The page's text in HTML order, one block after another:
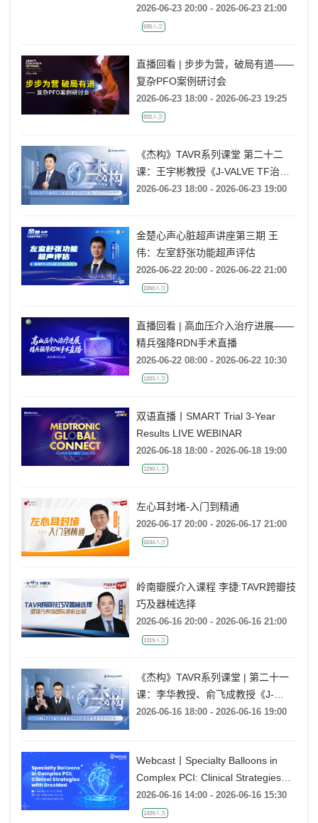
2026-06-23 20:00 - 2026-06-23 21:00
695人次
直播回看 | 步步为营，破局有道——
复杂PFO案例研讨会
2026-06-23 18:00 - 2026-06-23 19:25
832人次
《杰构》TAVR系列课堂 第二十二
课：王宇彬教授《J-VALVE TF治疗
52mm超大窦部AR：入窦策略与释
2026-06-23 18:00 - 2026-06-23 19:00
金楚心声心脏超声讲座第三期 王
伟：左室舒张功能超声评估
2026-06-22 20:00 - 2026-06-22 21:00
2260人次
直播回看 | 高血压介入治疗进展——
精兵强降RDN手术直播
2026-06-22 08:00 - 2026-06-22 10:30
1203人次
双语直播丨SMART Trial 3-Year
Results LIVE WEBINAR
2026-06-18 18:00 - 2026-06-18 19:00
1290人次
左心耳封堵-入门到精通
2026-06-17 20:00 - 2026-06-17 21:00
6244人次
岭南瓣膜介入课程 李捷:TAVR跨瓣技
巧及器械选择
2026-06-16 20:00 - 2026-06-16 21:00
1319人次
《杰构》TAVR系列课堂 | 第二十一
课：李华教授、俞飞成教授《J-
VALVE TF 治疗极度横位心AR：从
2026-06-16 18:00 - 2026-06-16 19:00
Webcast丨Specialty Balloons in
Complex PCI: Clinical Strategies
with BrosMed
2026-06-16 14:00 - 2026-06-16 15:30
1439人次